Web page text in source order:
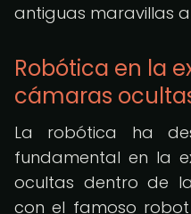
antiguas maravillas
Robótica en la
cámaras
La robótica ha
fundamental en la
ocultas dentro de
con el famoso